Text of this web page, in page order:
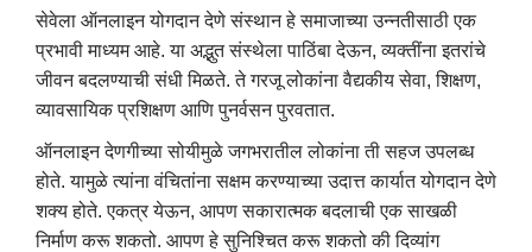
सेवेला ऑनलाइन योगदान देणे संस्थान हे समाजाच्या उन्नतीसाठी एक
प्रभावी माध्यम आहे. या अद्भुत संस्थेला पाठिंबा देऊन, व्यक्तींना इतरांचे
जीवन बदलण्याची संधी मिळते. ते गरजू लोकांना वैद्यकीय सेवा, शिक्षण,
व्यावसायिक प्रशिक्षण आणि पुनर्वसन पुरवतात.
ऑनलाइन देणगीच्या सोयीमुळे जगभरातील लोकांना ती सहज उपलब्ध
होते. यामुळे त्यांना वंचितांना सक्षम करण्याच्या उदात्त कार्यात योगदान देणे
शक्य होते. एकत्र येऊन, आपण सकारात्मक बदलाची एक साखळी
निर्माण करू शकतो. आपण हे सुनिश्चित करू शकतो की दिव्यांग